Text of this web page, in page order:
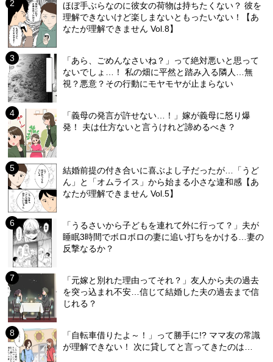
ほぼ手ぶらなのに彼女の荷物は持ちたくない？ 彼を
理解できないけど楽しまないともったいない！【あ
なたが理解できません Vol.8】
「あら、ごめんなさいね？」って絶対悪いと思って
ないでしょ…！ 私の畑に平然と踏み入る隣人…無
視？悪意？その行動にモヤモヤが止まらない
「義母の発言が許せない…！」嫁が義母に怒り爆
発！ 夫は仕方ないと言うけれど諦めるべき？
結婚前提の付き合いに喜ぶよし子だったが…「うど
ん」と「オムライス」から始まる小さな違和感【あ
なたが理解できません Vol.5】
「うるさいから子どもを連れて外に行って？」夫が
睡眠3時間でボロボロの妻に追い打ちをかける…妻の
反撃なるか？
「元嫁と別れた理由ってそれ？」友人から夫の過去
を突っ込まれ不安…信じて結婚した夫の過去まで信
じれる？
「自転車借りたよ～！」って勝手に!? ママ友の常識
が理解できない！ 次に貸してと言ってきたのは…